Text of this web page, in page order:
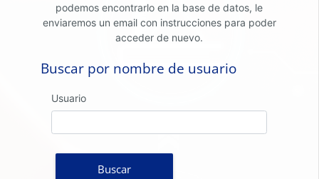
podemos encontrarlo en la base de datos, le
enviaremos un email con instrucciones para poder
acceder de nuevo.
Buscar por nombre de usuario
Buscar por nombre de usuario
Usuario